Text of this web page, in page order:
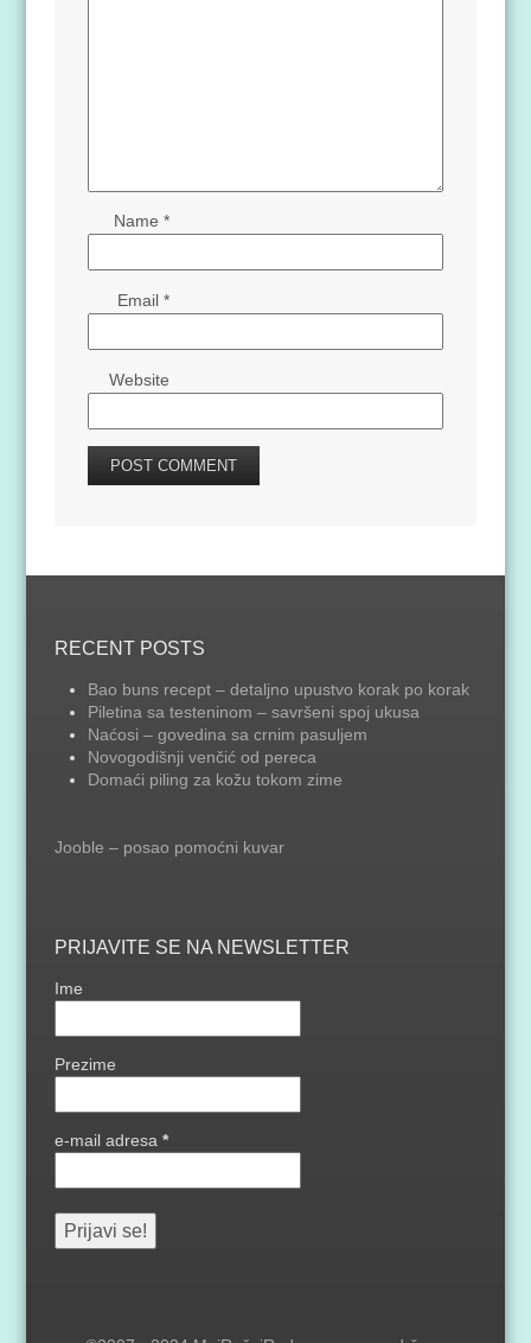
Name *
Email *
Website
RECENT POSTS
Bao buns recept – detaljno upustvo korak po korak
Piletina sa testeninom – savršeni spoj ukusa
Naćosi – govedina sa crnim pasuljem
Novogodišnji venčić od pereca
Domaći piling za kožu tokom zime
Jooble – posao pomoćni kuvar
PRIJAVITE SE NA NEWSLETTER
Ime
Prezime
e-mail adresa*